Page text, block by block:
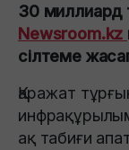
30 миллиард
Newsroom.kz
сілтеме
Қаражат
ақ табиғи